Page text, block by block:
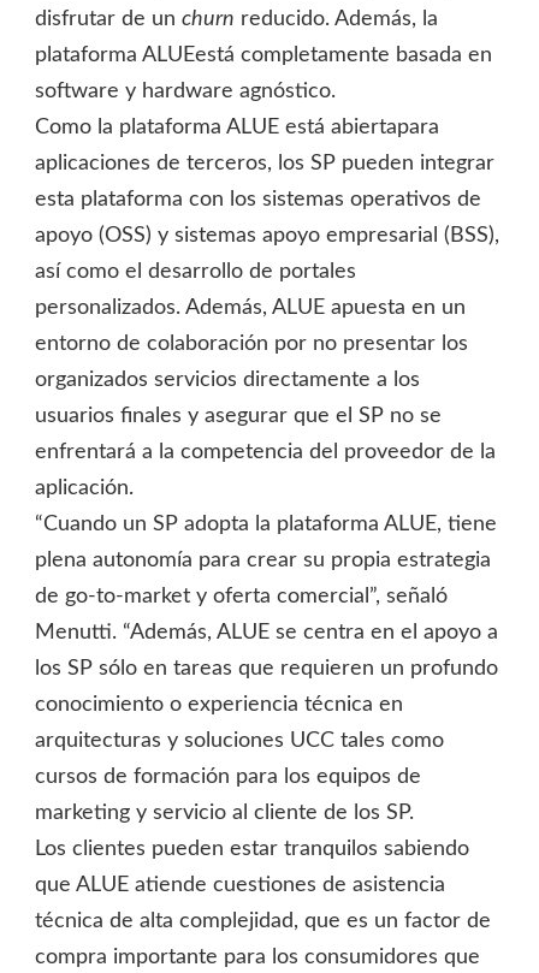
disfrutar de un churn reducido. Además, la
plataforma ALUEestá completamente basada en
software y hardware agnóstico.
Como la plataforma ALUE está abiertapara
aplicaciones de terceros, los SP pueden integrar
esta plataforma con los sistemas operativos de
apoyo (OSS) y sistemas apoyo empresarial (BSS),
así como el desarrollo de portales
personalizados. Además, ALUE apuesta en un
entorno de colaboración por no presentar los
organizados servicios directamente a los
usuarios finales y asegurar que el SP no se
enfrentará a la competencia del proveedor de la
aplicación.
“Cuando un SP adopta la plataforma ALUE, tiene
plena autonomía para crear su propia estrategia
de go-to-market y oferta comercial”, señaló
Menutti. “Además, ALUE se centra en el apoyo a
los SP sólo en tareas que requieren un profundo
conocimiento o experiencia técnica en
arquitecturas y soluciones UCC tales como
cursos de formación para los equipos de
marketing y servicio al cliente de los SP.
Los clientes pueden estar tranquilos sabiendo
que ALUE atiende cuestiones de asistencia
técnica de alta complejidad, que es un factor de
compra importante para los consumidores que